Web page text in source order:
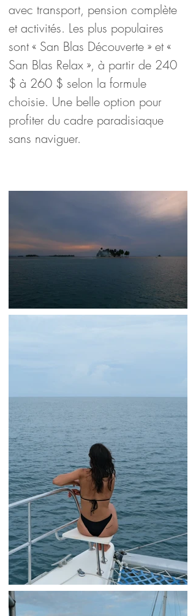
avec transport, pension complète
et activités. Les plus populaires
sont « San Blas Découverte » et «
San Blas Relax », à partir de 240
$ à 260 $ selon la formule
choisie. Une belle option pour
profiter du cadre paradisiaque
sans naviguer.